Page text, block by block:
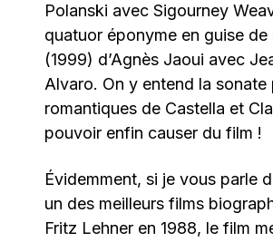
Polanski avec Sigourney
quatuor éponyme en guise
(1999) d’Agnès Jaoui avec
Alvaro. On y entend la
romantiques de Castella et
pouvoir enfin causer du film !
Évidemment, si je vous parle
un des meilleurs films
Fritz Lehner en 1988, le film